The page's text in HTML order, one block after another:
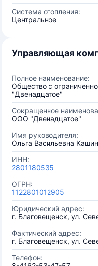
Система отопления:
Центральное
Управляющая
Полное наименование:
Общество с
"Двенадцатое"
Сокращенное
ООО "Двенадцатое"
Имя руководителя:
Ольга Васильевна
ИНН:
2801180535
ОГРН:
1122801012905
Юридический адрес:
г. Благовещенск, ул.
Фактический адрес:
г. Благовещенск, ул.
Телефон: